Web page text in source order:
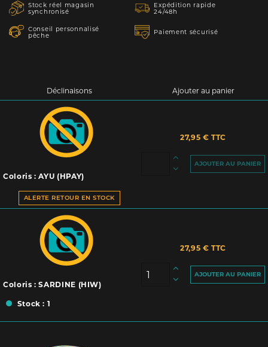
Stock réel magasin
synchronisé
Expédition rapide
24/48h
Conseil personnalisé
pêche
Paiement sécurisé
Déclinaisons Ajouter au panier
Coloris : AYU (HPAY)
ALERTE RETOUR EN STOCK
27,95 € TTC
AJOUTER AU PANIER
Coloris : SARDINE (HIW)
Stock : 1
27,95 € TTC
AJOUTER AU PANIER